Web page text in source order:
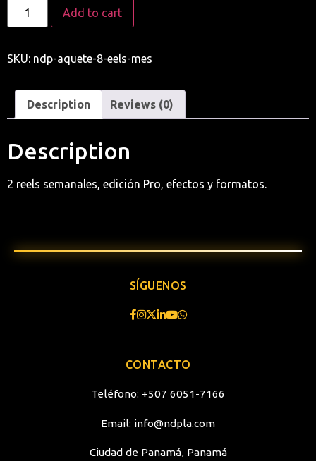
Add to cart
SKU: ndp-aquete-8-eels-mes
Description Reviews (0)
Description
2 reels semanales, edición Pro, efectos y formatos.
SÍGUENOS
CONTACTO
Teléfono: +507 6051-7166
Email: info@ndpla.com
Ciudad de Panamá, Panamá